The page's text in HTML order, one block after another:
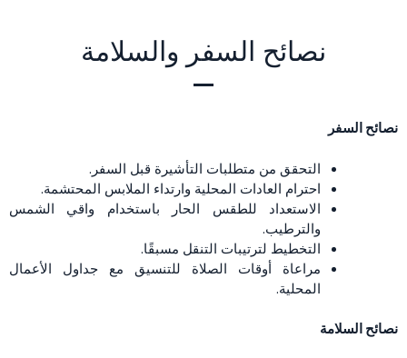
نصائح السفر والسلامة
نصائح السفر
التحقق من متطلبات التأشيرة قبل السفر.
احترام العادات المحلية وارتداء الملابس المحتشمة.
الاستعداد للطقس الحار باستخدام واقي الشمس
والترطيب.
التخطيط لترتيبات التنقل مسبقًا.
مراعاة أوقات الصلاة للتنسيق مع جداول الأعمال
المحلية.
نصائح السلامة